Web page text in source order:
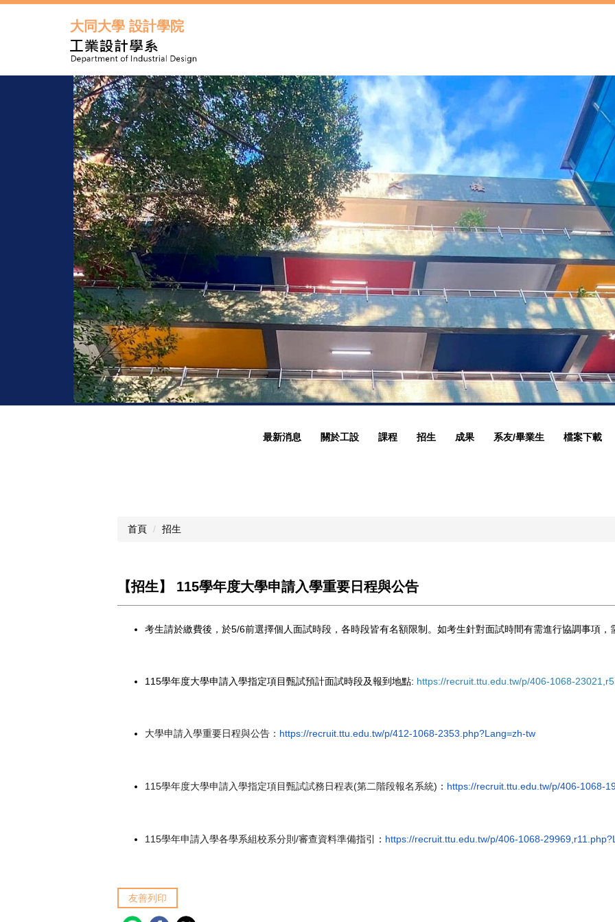
大同大學 設計學院
最新消息 關於工設 課程 招生 成果 系友/畢業生 檔案下載
首頁 招生
【招生】 115學年度大學申請入學重要日程與公告
考生請於繳費後，於5/6前選擇個人面試時段，各時段皆有名額限制。如考生針對面試時間有需進行協調事項，
115學年度大學申請入學指定項目甄試預計面試時段及報到地點: https://recruit.ttu.edu.tw/p/406-1068-
大學申請入學重要日程與公告： https://recruit.ttu.edu.tw/p/412-1068-2353.php?Lang=zh-tw
115學年度大學申請入學指定項目甄試試務日程表(第二階段報名 系統) ： https://recruit.ttu.edu.tw/p/406-1068-
115學年申請入學各學系組校系分則 /審查資料準備指引 ： https://recruit.ttu.edu.tw/p/406-1068-
友善列印